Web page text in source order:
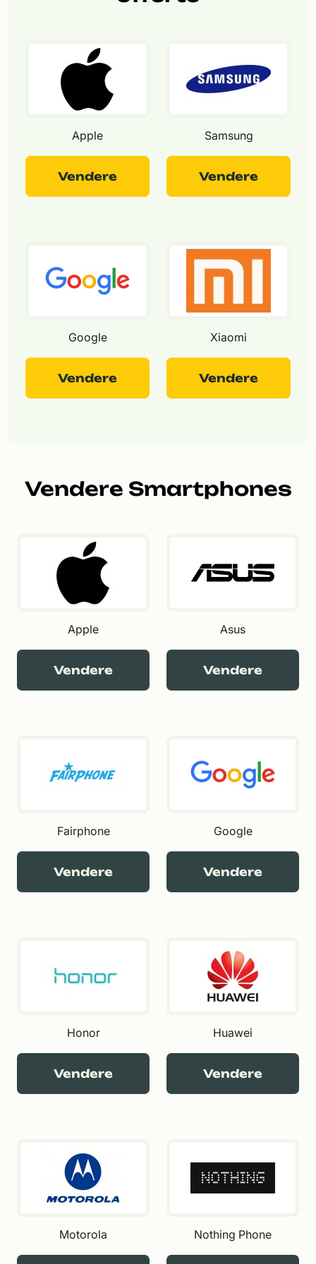
Apple
Vendere
Samsung
Vendere
Google
Vendere
Xiaomi
Vendere
Vendere Smartphones
Apple
Vendere
Asus
Vendere
Fairphone
Vendere
Google
Vendere
Honor
Vendere
Huawei
Vendere
Motorola Nothing Phone